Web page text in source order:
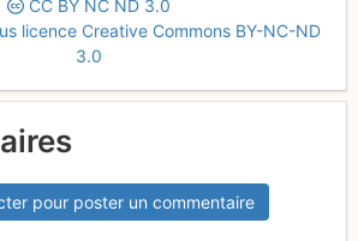
CC BY NC ND 3.0
licence Creative Commons BY-NC-ND
3.0
pour poster un commentaire